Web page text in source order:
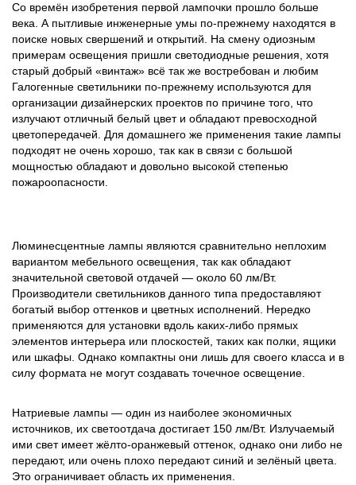
Со времён изобретения первой лампочки прошло больше
века. А пытливые инженерные умы по-прежнему находятся в
поиске новых свершений и открытий. На смену одиозным
примерам освещения пришли светодиодные решения, хотя
старый добрый «винтаж» всё так же востребован и любим
Галогенные светильники по-прежнему используются для
организации дизайнерских проектов по причине того, что
излучают отличный белый цвет и обладают превосходной
цветопередачей. Для домашнего же применения такие лампы
подходят не очень хорошо, так как в связи с большой
мощностью обладают и довольно высокой степенью
пожароопасности.
Люминесцентные лампы являются сравнительно неплохим
вариантом мебельного освещения, так как обладают
значительной световой отдачей — около 60 лм/Вт.
Производители светильников данного типа предоставляют
богатый выбор оттенков и цветных исполнений. Нередко
применяются для установки вдоль каких-либо прямых
элементов интерьера или плоскостей, таких как полки, ящики
или шкафы. Однако компактны они лишь для своего класса и в
силу формата не могут создавать точечное освещение.
Натриевые лампы — один из наиболее экономичных
источников, их светоотдача достигает 150 лм/Вт. Излучаемый
ими свет имеет жёлто-оранжевый оттенок, однако они либо не
передают, или очень плохо передают синий и зелёный цвета.
Это ограничивает область их применения.